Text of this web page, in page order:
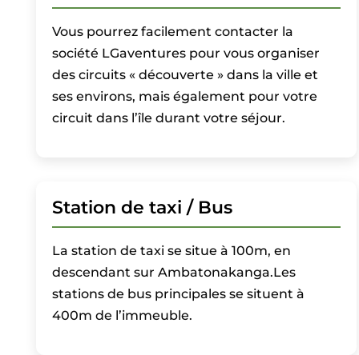
Vous pourrez facilement contacter la
société LGaventures pour vous organiser
des circuits « découverte » dans la ville et
ses environs, mais également pour votre
circuit dans l’île durant votre séjour.
Station de taxi / Bus
La station de taxi se situe à 100m, en
descendant sur Ambatonakanga.Les
stations de bus principales se situent à
400m de l’immeuble.